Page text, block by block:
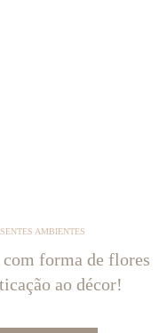
AMBIENTES
com forma de flores
ao décor!